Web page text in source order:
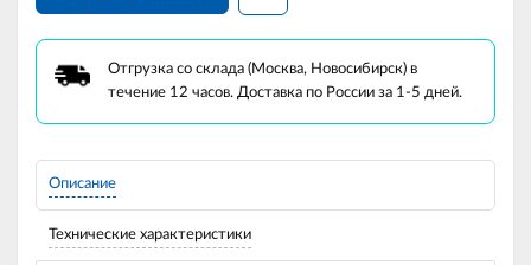
Отгрузка со склада (Москва, Новосибирск) в
течение 12 часов. Доставка по России за 1-5 дней.
Описание
Технические характеристики